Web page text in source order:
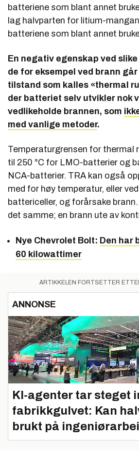
batteriene som blant annet
lag halvparten for litium-
batteriene som blant annet
En negativ egenskap ved
de for eksempel ved brann går
tilstand som kalles «thermal
der batteriet selv utvikler nok
vedlikeholde brannen, som
med vanlige metoder.
Temperaturgrensen for thermal
til 250 °C for LMO-batterier og
NCA-batterier. TRA kan også
med for høy temperatur, eller
battericeller, og forårsake
det samme; en brann ute av
Nye Chevrolet Bolt: Den har
60 kilowattimer
ARTIKKELEN FORTSETTER
ANNONSE
KI-agenter tar steget
fabrikkgulvet: Kan
brukt på